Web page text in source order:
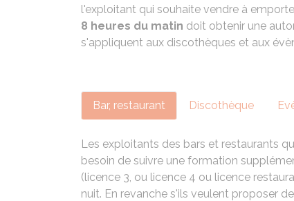
l'exploitant qui souhaite vendre à
8 heures du matin doit obtenir une
s'appliquent aux discothèques et aux
Bar, restaurant Discothèque
Les exploitants des bars et restaurants
besoin de suivre une formation
(licence 3, ou licence 4 ou licence
nuit. En revanche s'ils veulent proposer